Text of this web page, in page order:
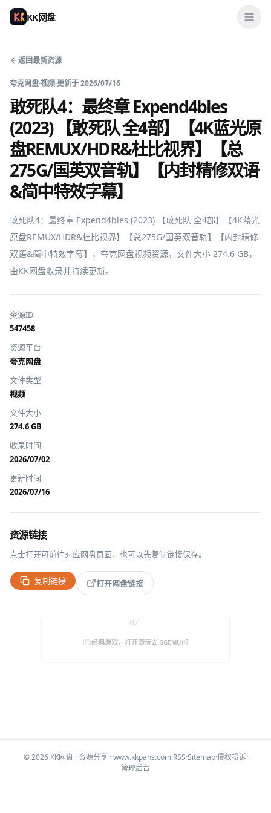
KK网盘
返回最新资源
夸克网盘·视频·更新于2026/07/16
敢死队4：最终章 Expend4bles
(2023) 【敢死队 全4部】【4K蓝光原
盘REMUX/HDR&杜比视界】【总
275G/国英双音轨】【内封精修双语
&简中特效字幕】
敢死队4：最终章 Expend4bles (2023) 【敢死队 全4部】【4K蓝光
原盘REMUX/HDR&杜比视界】【总275G/国英双音轨】【内封精修
双语&简中特效字幕】，夸克网盘视频资源，文件大小 274.6 GB，
由KK网盘收录并持续更新。
资源ID
547458
资源平台
夸克网盘
文件类型
视频
文件大小
274.6 GB
收录时间
2026/07/02
更新时间
2026/07/16
资源链接
点击打开可前往对应网盘页面，也可以先复制链接保存。
复制链接 打开网盘链接
推广
经典游戏，打开即玩去 GGEMU
©2026 KK网盘·资源分享· www.kkpans.com·RSS·Sitemap·侵权投诉·
管理后台